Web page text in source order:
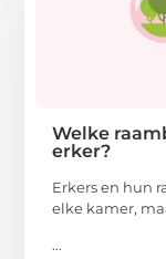
Welke
erker?
Erkers en hun
elke kamer,
...